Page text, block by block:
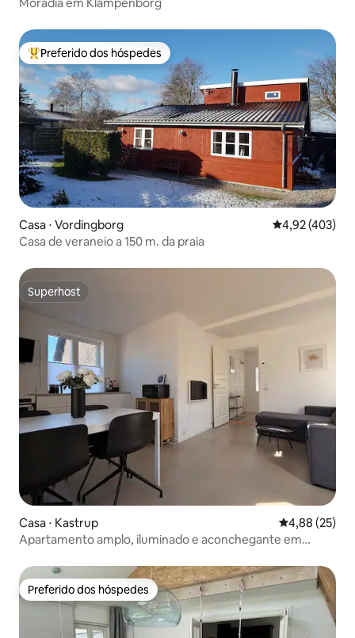
Entre os melhores preferidos dos hóspedes
Preferido dos hóspedes
Casa ⋅ Vordingborg 4,92 de uma
4,92 (403)
Casa de veraneio a 150 m. da praia
Superhost
Superhost
Casa ⋅ Kastrup 4,88 de uma
4,88 (25)
Apartamento amplo, iluminado e aconchegante em
Preferido dos hóspedes
Preferido dos hóspedes